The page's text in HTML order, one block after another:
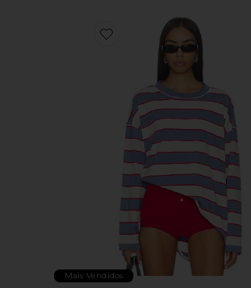
Favorite Horizon Long Sleeve
Mais Vendidos